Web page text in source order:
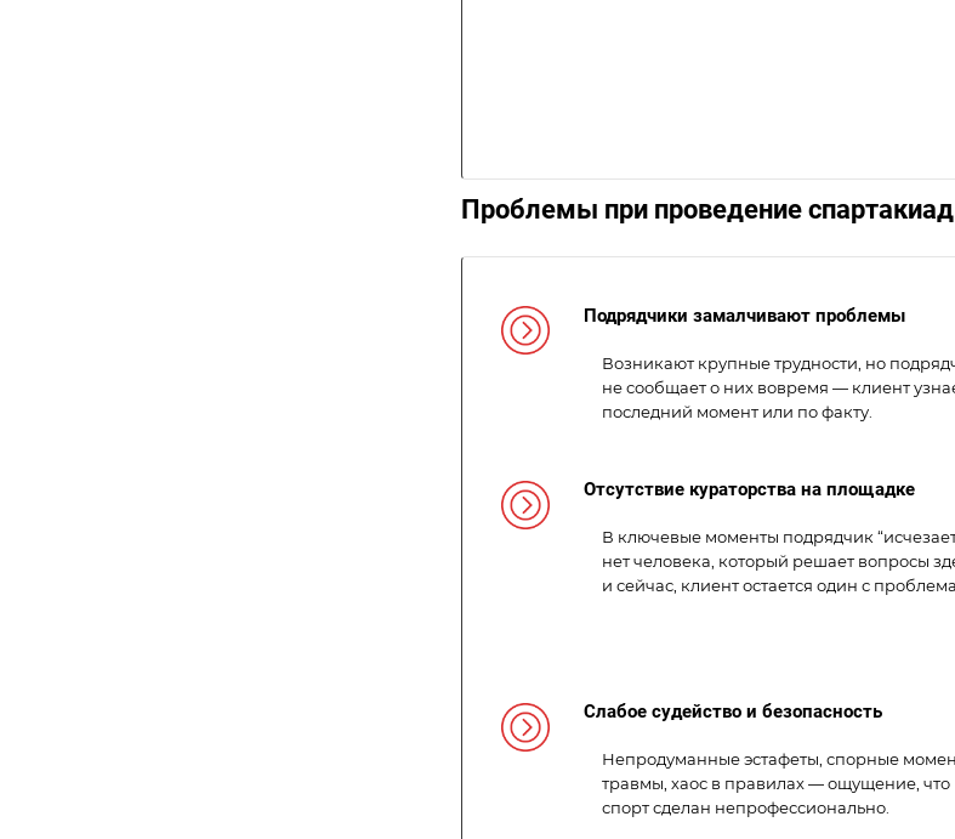
Проблемы при проведение спартакиад
Подрядчики замалчивают проблемы
Возникают крупные трудности, но
не сообщает о них вовремя — клиент
последний момент или по факту.
Отсутствие кураторства на площадке
В ключевые моменты подрядчик
нет человека, который решает вопросы
и сейчас, клиент остается один с
Слабое судейство и безопасность
Непродуманные эстафеты, спорные
травмы, хаос в правилах — ощущение, что
спорт сделан непрофессионально.